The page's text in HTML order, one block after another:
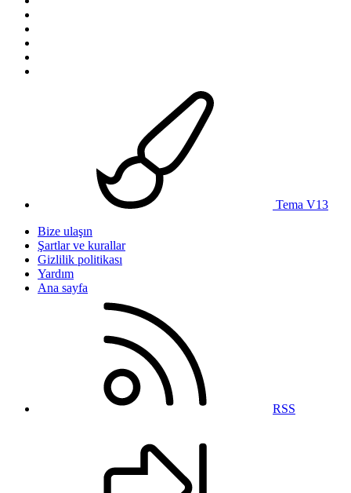
Tema V13
Bize ulaşın
Şartlar ve kurallar
Gizlilik politikası
Yardım
Ana sayfa
RSS